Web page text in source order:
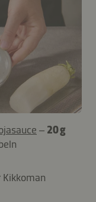
– 20 g